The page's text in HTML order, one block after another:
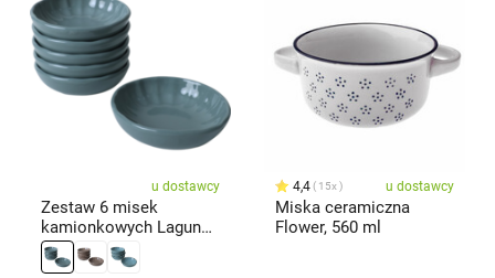
u dostawcy
Zestaw 6 misek
kamionkowych Laguna
12 cm, naftowy
4,4 15x u dostawcy
Miska ceramiczna
Flower, 560 ml